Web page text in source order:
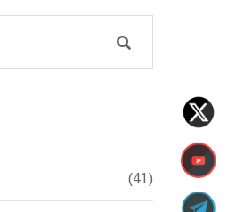
(41)